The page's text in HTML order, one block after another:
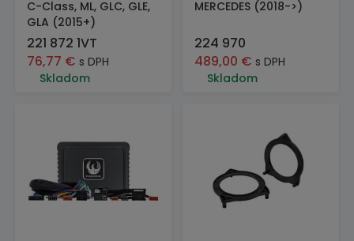
C-Class, ML, GLC, GLE,
GLA (2015+)
221 872 1VT
76,77 € s DPH
Skladom
MERCEDES (2018->)
224 970
489,00 € s DPH
Skladom